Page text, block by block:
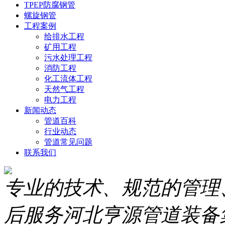
TPEP防腐钢管
螺旋钢管
工程案例
给排水工程
矿用工程
污水处理工程
消防工程
化工流体工程
天然气工程
电力工程
新闻动态
管道百科
行业动态
管道常见问题
联系我们
专业的技术、规范的管
后服务河北亨源管道装